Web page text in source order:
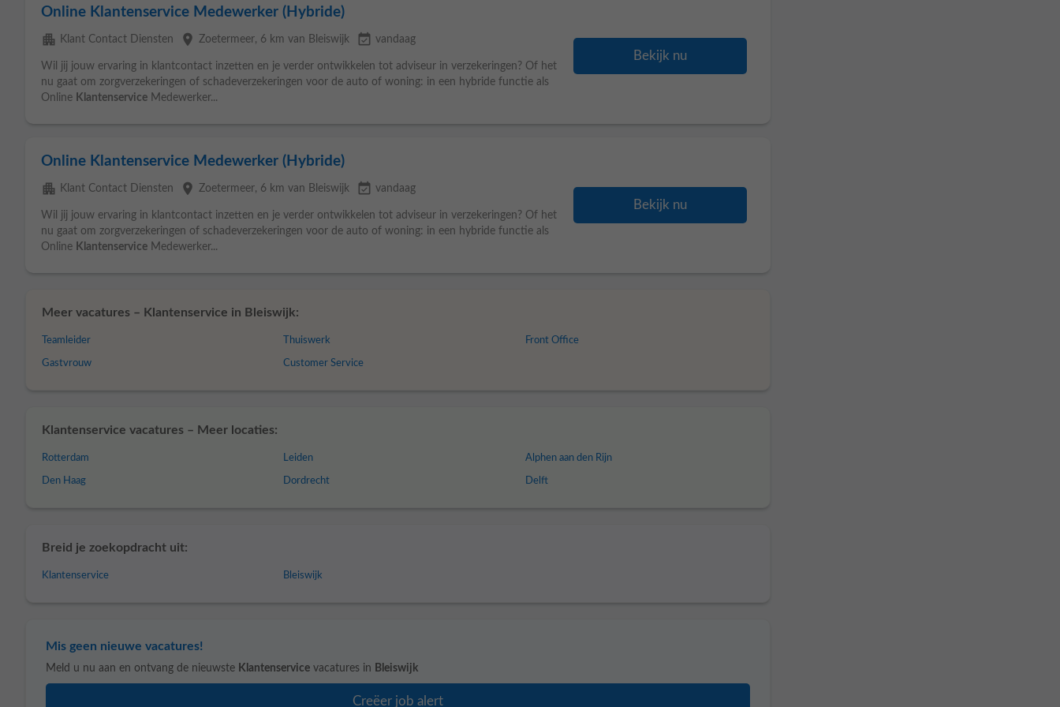
Online Klantenservice Medewerker (Hybride)
apartment Klant Contact Diensten place Zoetermeer, 6 km van Bleiswijk event_available vandaag
Wil jij jouw ervaring in klantcontact inzetten en je verder ontwikkelen tot adviseur in verzekeringen? Of het
nu gaat om zorgverzekeringen of schadeverzekeringen voor de auto of woning: in een hybride functie als
Online Klantenservice Medewerker...
Bekijk nu
Online Klantenservice Medewerker (Hybride)
apartment Klant Contact Diensten place Zoetermeer, 6 km van Bleiswijk event_available vandaag
Wil jij jouw ervaring in klantcontact inzetten en je verder ontwikkelen tot adviseur in verzekeringen? Of het
nu gaat om zorgverzekeringen of schadeverzekeringen voor de auto of woning: in een hybride functie als
Online Klantenservice Medewerker...
Bekijk nu
Meer vacatures – Klantenservice in Bleiswijk:
Teamleider
Gastvrouw
Thuiswerk
Customer Service
Front Office
Klantenservice vacatures – Meer locaties:
Rotterdam
Den Haag
Leiden
Dordrecht
Alphen aan den Rijn
Delft
Breid je zoekopdracht uit:
Klantenservice Bleiswijk
Mis geen nieuwe vacatures!
Meld u nu aan en ontvang de nieuwste Klantenservice vacatures in Bleiswijk